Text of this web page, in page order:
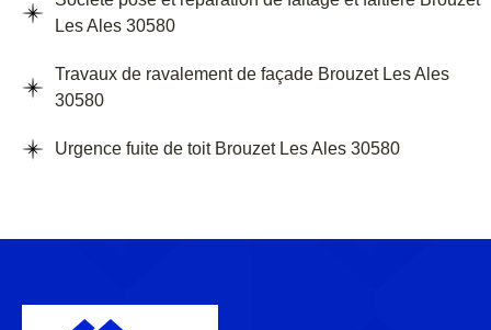
Les Ales 30580
Travaux de ravalement de façade Brouzet Les Ales
30580
Urgence fuite de toit Brouzet Les Ales 30580